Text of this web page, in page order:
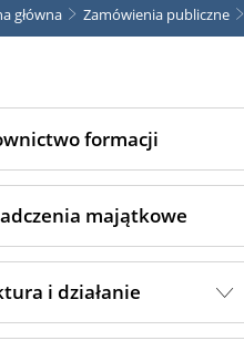
główna Zamówienia publiczne
formacji
majątkowe
i działanie